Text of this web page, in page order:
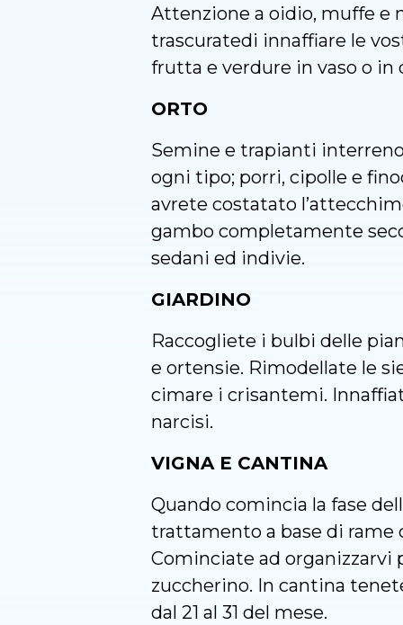
Attenzione a oidio, muffe e
trascuratedi innaffiare le
frutta e verdure in vaso o in
ORTO
Semine e trapianti interreno
ogni tipo; porri, cipolle e
avrete costatato
gambo completamente
sedani ed indivie.
GIARDINO
Raccogliete i bulbi delle
e ortensie. Rimodellate le
cimare i crisantemi.
narcisi.
VIGNA E CANTINA
Quando comincia la fase
trattamento a base di rame
Cominciate ad organizzarvi
zuccherino. In cantina
dal 21 al 31 del mese.